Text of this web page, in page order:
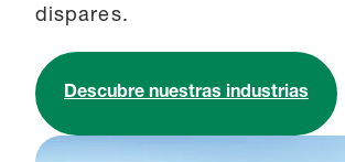
dispares.
Descubre nuestras industrias